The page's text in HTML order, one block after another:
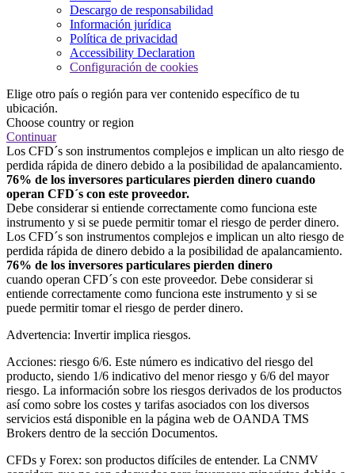
Descargo de responsabilidad
Información jurídica
Política de privacidad
Accessibility Declaration
Configuración de cookies
Elige otro país o región para ver contenido específico de tu
ubicación.
Choose country or region
Continuar
Los CFD´s son instrumentos complejos e implican un alto riesgo de
perdida rápida de dinero debido a la posibilidad de apalancamiento.
76% de los inversores particulares pierden dinero cuando
operan CFD´s con este proveedor.
Debe considerar si entiende correctamente como funciona este
instrumento y si se puede permitir tomar el riesgo de perder dinero.
Los CFD´s son instrumentos complejos e implican un alto riesgo de
perdida rápida de dinero debido a la posibilidad de apalancamiento.
76% de los inversores particulares pierden dinero
cuando operan CFD´s con este proveedor. Debe considerar si
entiende correctamente como funciona este instrumento y si se
puede permitir tomar el riesgo de perder dinero.
Advertencia: Invertir implica riesgos.
Acciones: riesgo 6/6. Este número es indicativo del riesgo del
producto, siendo 1/6 indicativo del menor riesgo y 6/6 del mayor
riesgo. La información sobre los riesgos derivados de los productos
así como sobre los costes y tarifas asociados con los diversos
servicios está disponible en la página web de OANDA TMS
Brokers dentro de la sección Documentos.
CFDs y Forex: son productos difíciles de entender. La CNMV